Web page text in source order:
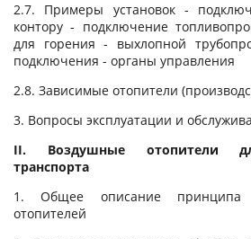
2.7. Примеры установок -
контору - подключение
для горения - выхлопной
подключения - органы управления
2.8. Зависимые отопители
3. Вопросы эксплуатации и
II. Воздушные отопители
транспорта
1. Общее описание принципа
отопителей